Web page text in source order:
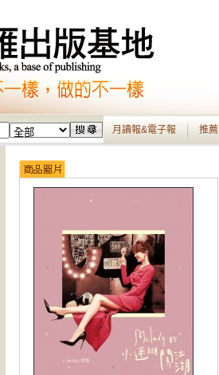
月讀報&電子報 推